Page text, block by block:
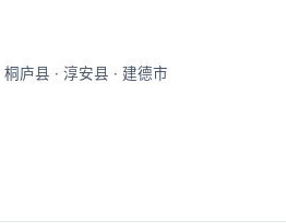
桐庐县 · 淳安县 · 建德市